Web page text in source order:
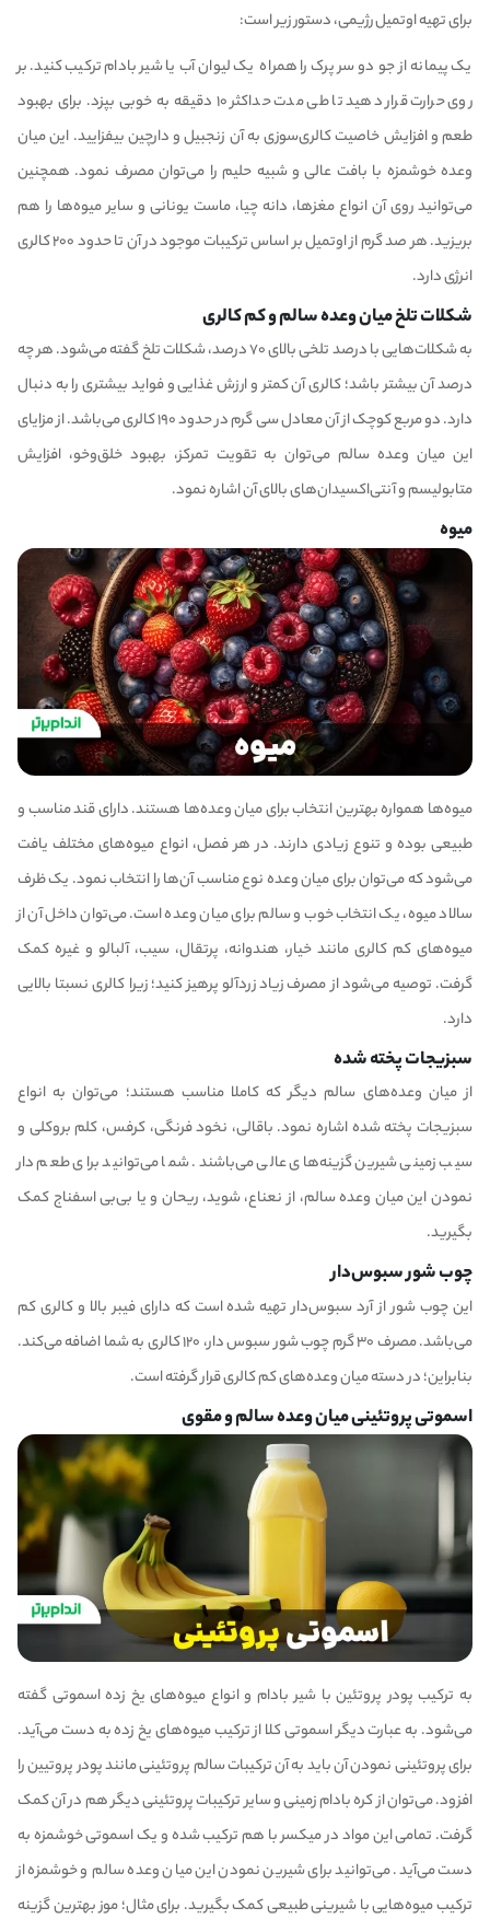
برای تهیه اوتمیل رژیمی، دستور زیر است:
یک پیمانه از جو دو سر پرک را همراه یک لیوان آب یا شیر بادام ترکیب کنید. بر
روی حرارت قرار دهید تا طی مدت حداکثر ۱۰ دقیقه به خوبی بپزد. برای بهبود
طعم و افزایش خاصیت کالری‌سوزی به آن زنجبیل و دارچین بیفزایید. این میان
وعده خوشمزه با بافت عالی و شبیه حلیم را می‌توان مصرف نمود. همچنین
می‌‌توانید روی آن انواع مغزها، دانه چیا، ماست یونانی و سایر میوه‌ها را هم
بریزید. هر صد گرم از اوتمیل بر اساس ترکیبات موجود در آن تا حدود ۲۰۰ کالری
انرژی دارد.
شکلات تلخ میان وعده سالم و کم کالری
به شکلات‌هایی با درصد تلخی بالای ۷۰ درصد، شکلات تلخ گفته می‌شود. هر چه
درصد آن بیشتر باشد؛ کالری آن کمتر و ارزش غذایی و فواید بیشتری را به دنبال
دارد. دو مربع کوچک از آن معادل سی گرم در حدود ۱۹۰ کالری می‌باشد. از مزایای
این میان وعده سالم می‌توان به تقویت تمرکز، بهبود خلق‌و‌خو، افزایش
متابولیسم و آنتی‌اکسیدان‌های بالای آن اشاره نمود.
میوه
میوه‌ها همواره بهترین انتخاب برای میان وعده‌ها هستند. دارای قند مناسب و
طبیعی بوده و تنوع زیادی دارند. در هر فصل، انواع میوه‌های مختلف یافت
می‌شود که می‌توان برای میان وعده نوع مناسب آن‌ها را انتخاب نمود. یک ظرف
سالاد میوه، یک انتخاب خوب و سالم برای میان وعده است. می‌توان داخل آن از
میوه‌های کم کالری مانند خیار، هندوانه، پرتقال، سیب، آلبالو و غیره کمک
گرفت. توصیه می‌شود از مصرف زیاد زردآلو پرهیز کنید؛ زیرا کالری نسبتا بالایی
دارد.
سبزیجات پخته شده
از میان وعده‌های سالم دیگر که کاملا مناسب هستند؛ می‌توان به انواع
سبزیجات پخته شده اشاره نمود. باقالی، نخود فرنگی، کرفس، کلم بروکلی و
سیب زمینی شیرین گزینه‌های عالی می‌باشند. شما می‌توانید برای طعم دار
نمودن این میان وعده سالم،‌ از نعناع، شوید، ریحان و یا بی‌بی اسفناج کمک
بگیرید‌.
چوب شور سبوس‌دار
این چوب شور از آرد سبوس‌دار تهیه شده است که دارای فیبر بالا و کالری کم
می‌باشد. مصرف ۳۰ گرم چوب شور سبوس دار، ۱۲۰ کالری به شما اضافه می‌کند.
بنابراین؛ در دسته میان وعده‌های کم کالری قرار گرفته است.
اسموتی پروتئینی میان وعده سالم و مقوی
به ترکیب پودر پروتئین با شیر بادام و انواع میوه‌های یخ زده اسموتی گفته
می‌شود. به عبارت دیگر اسموتی کلا از ترکیب میوه‌های یخ زده به دست می‌آید.
برای پروتئینی نمودن آن باید به آن ترکیبات سالم پروتئینی مانند پودر پروتیین را
افزود. می‌توان از کره بادام زمینی و سایر ترکیبات پروتئینی دیگر هم در آن کمک
گرفت‌. تمامی این مواد در میکسر با هم ترکیب شده و یک اسموتی خوشمزه به
دست می‌آید. می‌توانید برای شیرین نمودن این میان وعده سالم و خوشمزه از
ترکیب میوه‌هایی با شیرینی طبیعی کمک بگیرید. برای مثال؛ موز بهترین گزینه